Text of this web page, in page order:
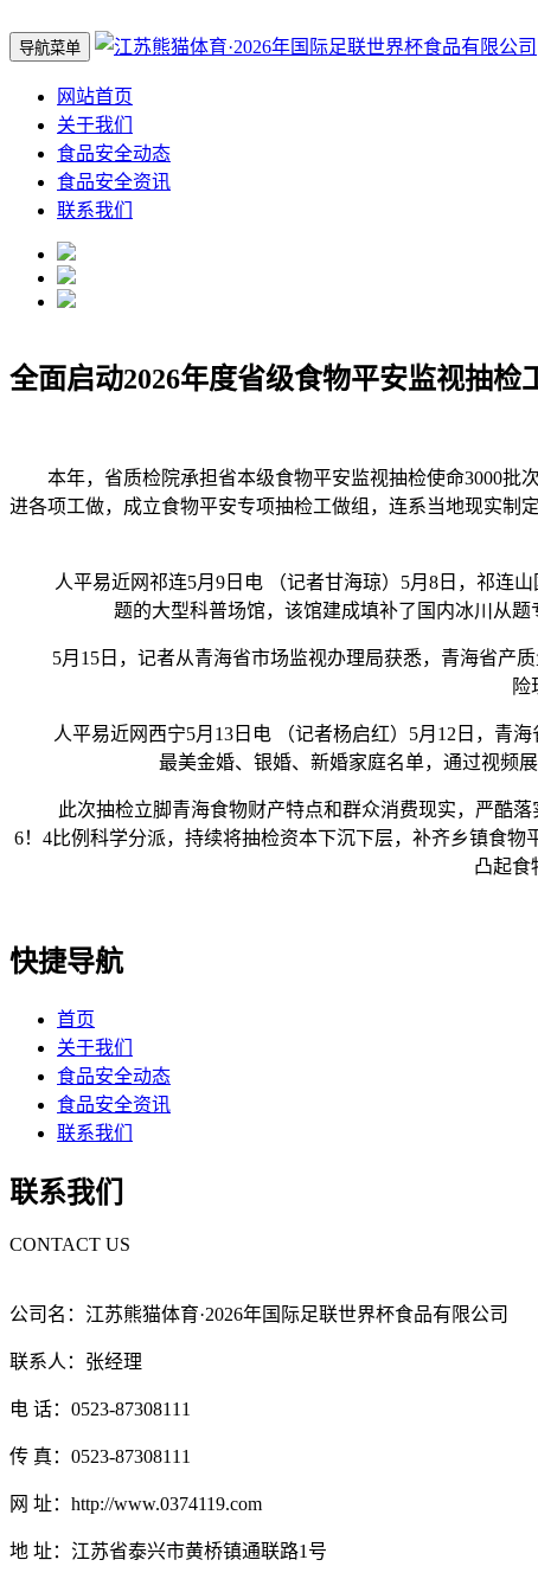
导航菜单
网站首页
关于我们
食品安全动态
食品安全资讯
联系我们
全面启动2026年度省级食物平安监视抽检
本年，省质检院承担省本级食物平安监视抽检使命3000批
进各项工做，成立食物平安专项抽检工做组，连系当地现实制
人平易近网祁连5月9日电 （记者甘海琼）5月8日，祁连山
题的大型科普场馆，该馆建成填补了国内冰川从
5月15日，记者从青海省市场监视办理局获悉，青海省产质
险
人平易近网西宁5月13日电 （记者杨启红）5月12日，青海
最美金婚、银婚、新婚家庭名单，通过视频
此次抽检立脚青海食物财产特点和群众消费现实，严酷落
6！4比例科学分派，持续将抽检资本下沉下层，补齐乡镇食
凸起食
快捷导航
首页
关于我们
食品安全动态
食品安全资讯
联系我们
联系我们
CONTACT US
公司名：江苏熊猫体育·2026年国际足联世界杯食品有限公司
联系人：张经理
电 话：0523-87308111
传 真：0523-87308111
网 址：http://www.0374119.com
地 址：江苏省泰兴市黄桥镇通联路1号